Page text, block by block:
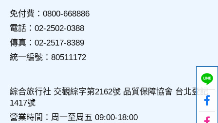
備及必要的安全防護措施，加以保護網站及您的個人資料採用
嚴格的保護措施，只由經過授權的人員才能接觸您的個人資
料，相關處理人員皆簽有保密合約，如有違反保密義務者，將
會受到相關的法律處分。
如因業務需要有必要委託其他單位提供服務時，本網站亦會嚴
格要求其遵守保密義務，並且採取必要檢查程序以確定其將確
四、網站對外的相關連結
本網站的網頁提供其他網站的網路連結，您也可經由本網站所
提供的連結，點選進入其他網站。但該連結網站不適用本網站
的隱私權保護政策，您必須參考該連結網站中的隱私權保護政
免付費：0800-668886
電話：02-2502-0388
傳真：02-2517-8389
統一編號：80511172
綜合旅行社 交觀綜字第2162號 品質保障協會 台北登記
1417號
營業時間：周一至周五 09:00-18:00